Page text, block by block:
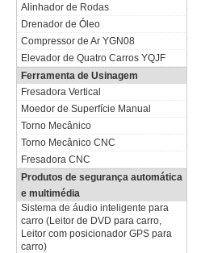
Alinhador de Rodas
Drenador de Óleo
Compressor de Ar YGN08
Elevador de Quatro Carros YQJF
Ferramenta de Usinagem
Fresadora Vertical
Moedor de Superfície Manual
Torno Mecânico
Torno Mecânico CNC
Fresadora CNC
Produtos de segurança automática
e multimédia
Sistema de áudio inteligente para
carro (Leitor de DVD para carro,
Leitor com posicionador GPS para
carro)